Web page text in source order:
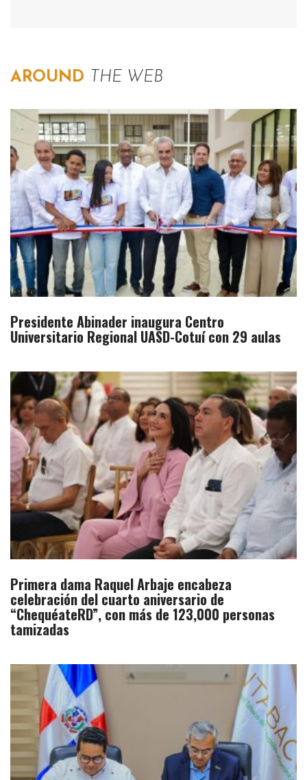
AROUND THE WEB
Presidente Abinader inaugura Centro
Universitario Regional UASD-Cotuí con 29 aulas
Primera dama Raquel Arbaje encabeza
celebración del cuarto aniversario de
“ChequéateRD”, con más de 123,000 personas
tamizadas